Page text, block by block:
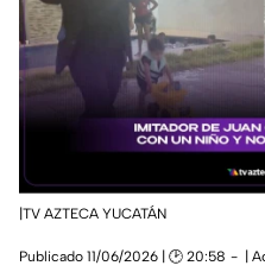
|TV AZTECA YUCATÁN
Publicado 11/06/2026 | 🕑 20:58 |